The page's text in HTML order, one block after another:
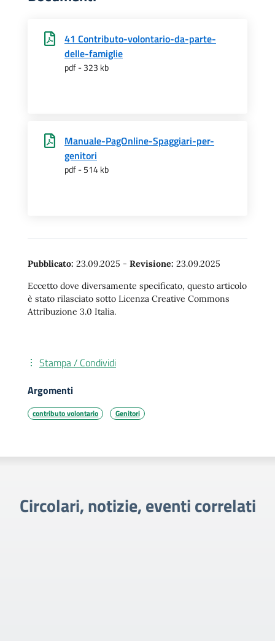
41 Contributo-volontario-da-parte-
delle-famiglie
pdf - 323 kb
Manuale-PagOnline-Spaggiari-per-
genitori
pdf - 514 kb
Pubblicato: 23.09.2025 - Revisione: 23.09.2025
Eccetto dove diversamente specificato, questo articolo
è stato rilasciato sotto Licenza Creative Commons
Attribuzione 3.0 Italia.
Stampa / Condividi
Argomenti
contributo volontario Genitori
Circolari, notizie, eventi correlati